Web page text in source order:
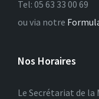
Tel: 05 63 33 00 69
ou via notre
Nos Horaires
Le Secrétariat de la